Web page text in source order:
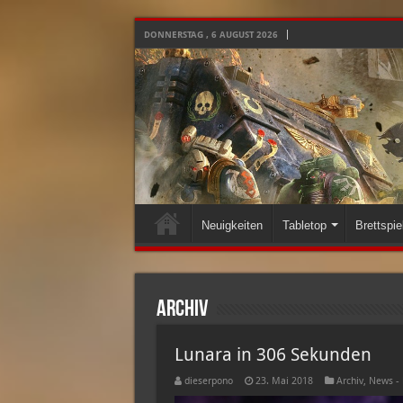
DONNERSTAG , 6 AUGUST 2026
Neuigkeiten Tabletop
Archiv
Lunara in 306 Sekunden
dieserpono 23. Mai 2018 Archiv, News -